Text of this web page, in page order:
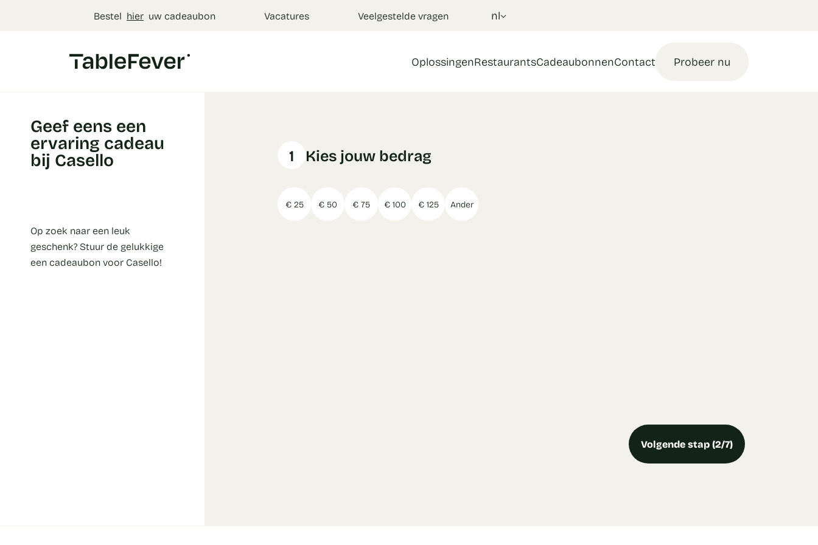
Bestel hier uw cadeaubon Vacatures Veelgestelde vragen nl
Probeer nu
OplossingenRestaurantsCadeaubonnenContact
Geef eens een
ervaring cadeau
bij Casello
Op zoek naar een leuk
geschenk? Stuur de gelukkige
een cadeaubon voor Casello!
1 Kies jouw bedrag
€ 25 € 50 € 75 € 100 € 125 Ander
Volgende stap (2/7)